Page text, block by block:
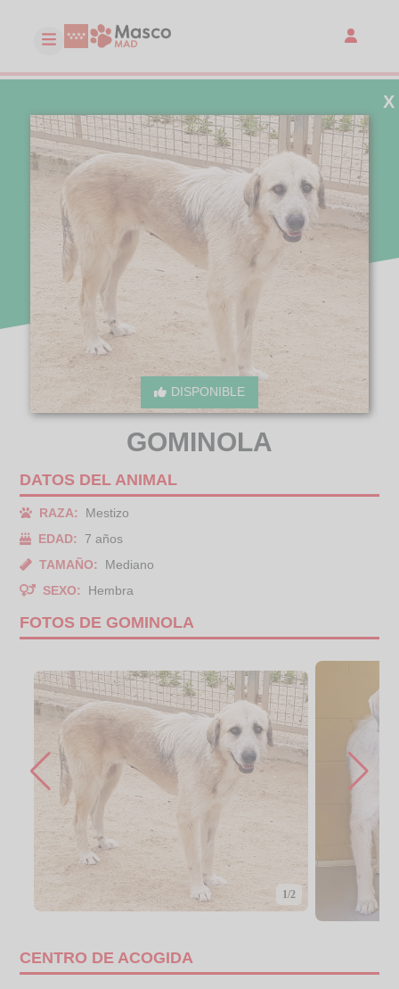
DISPONIBLE
X
GOMINOLA
DATOS DEL ANIMAL
RAZA:
Mestizo
EDAD:
7 años
TAMAÑO:
Mediano
SEXO:
Hembra
FOTOS DE GOMINOLA
1/2
CENTRO DE ACOGIDA